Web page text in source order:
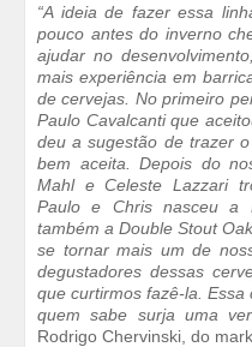
“A ideia de fazer essa
pouco antes do inverno
ajudar no
mais experiência em
de cervejas. No primeiro
Paulo Cavalcanti que
deu a sugestão de trazer
bem aceita. Depois do
Mahl e Celeste Lazzari
Paulo e Chris nasceu a
também a Double Stout
se tornar mais um de
degustadores dessas
que curtirmos fazê-la.
quem sabe surja uma
Rodrigo Chervinski, do